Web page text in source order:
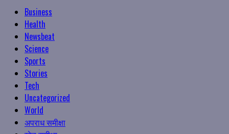
Business
Health
Newsbeat
Science
Sports
Stories
Tech
Uncategorized
World
अपराध समीक्षा